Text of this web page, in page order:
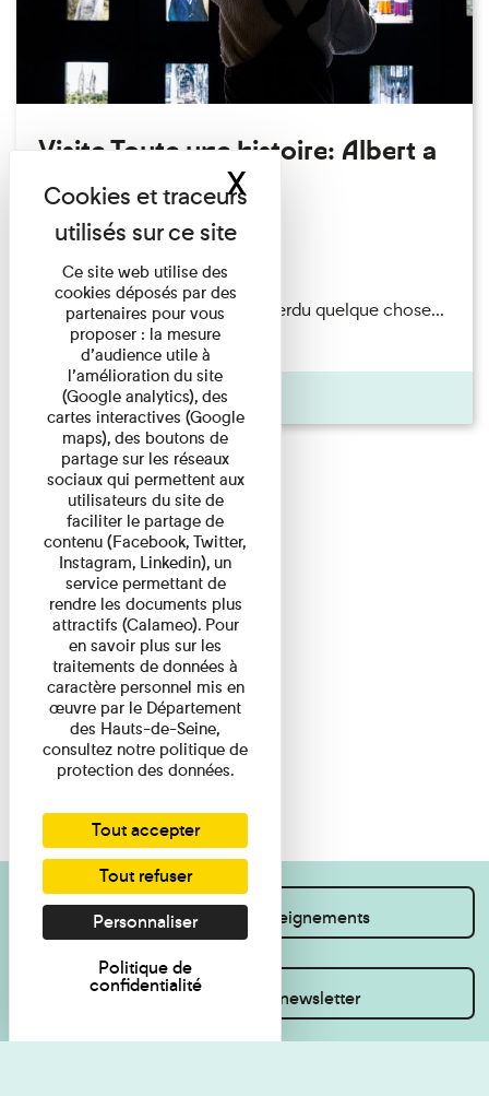
Visite Toute une histoire: Albert a
perdu son chapeau!
Exposition permanente
Du 15/08/2026 au 15/08/2026
Il semblerait qu’Albert Kahn a perdu quelque chose...
Accompagnés d’une ...
Agenda
Je souhaite des renseignements
Inscrivez-vous à la newsletter
Ce site web utilise des
cookies déposés par des
partenaires pour vous
proposer : la mesure
d’audience utile à
l’amélioration du site
(Google analytics), des
cartes interactives (Google
maps), des boutons de
partage sur les réseaux
sociaux qui permettent aux
utilisateurs du site de
faciliter le partage de
contenu (Facebook, Twitter,
Instagram, Linkedin), un
service permettant de
rendre les documents plus
attractifs (Calameo). Pour
en savoir plus sur les
traitements de données à
caractère personnel mis en
œuvre par le Département
des Hauts-de-Seine,
consultez notre politique de
protection des données.
Tout accepter
Tout refuser
Personnaliser
Politique de
confidentialité
XMasquer le